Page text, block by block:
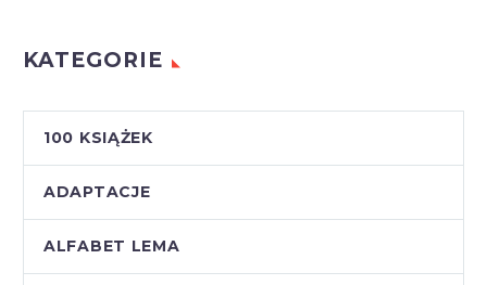
KATEGORIE
100 KSIĄŻEK
ADAPTACJE
ALFABET LEMA